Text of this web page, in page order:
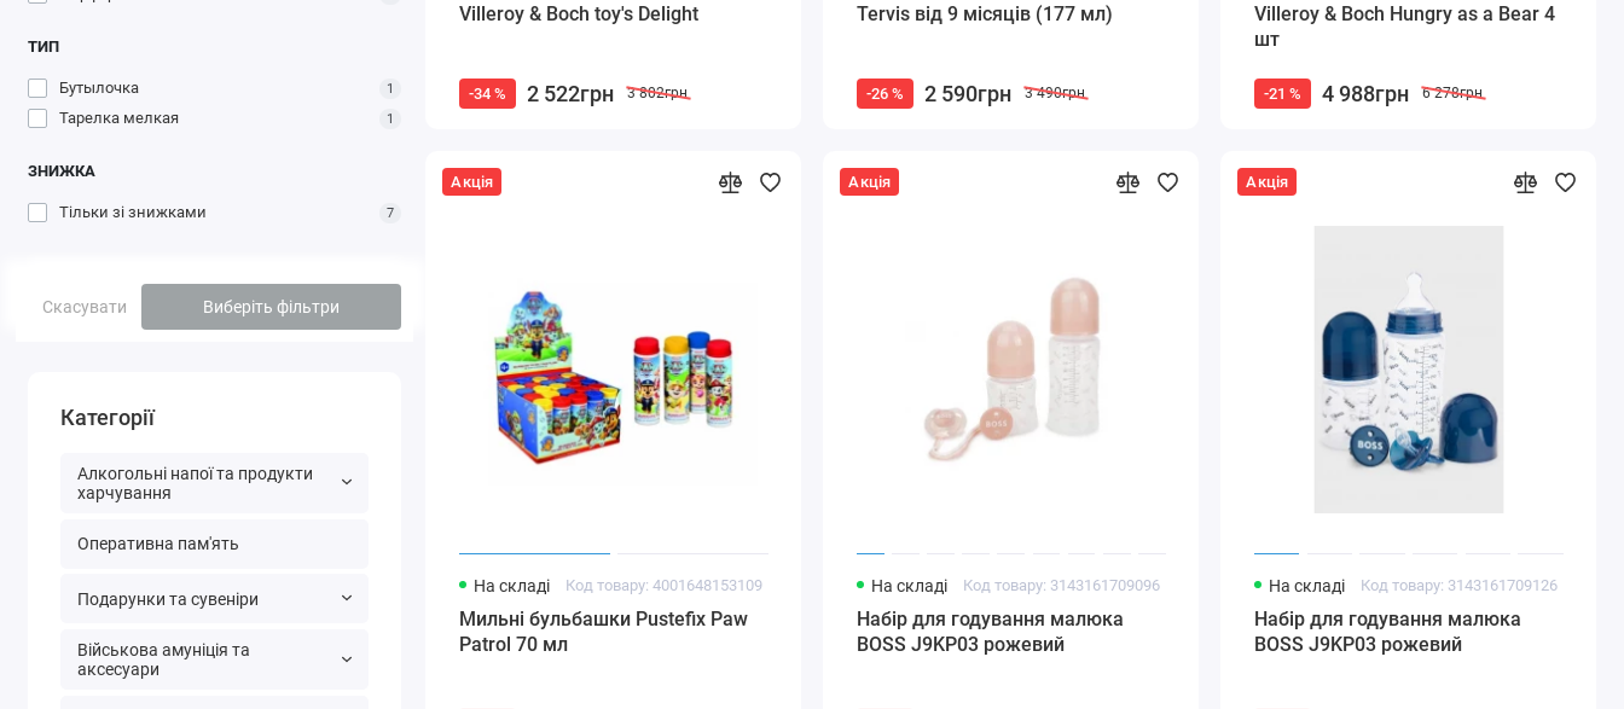
ТИП
Бутылочка 1
Тарелка мелкая 1
ЗНИЖКА
Тільки зі знижками 7
Скасувати Виберіть фільтри
Категорії
Алкогольні напої та продукти
харчування
Оперативна пам'ять
Подарунки та сувеніри
Військова амуніція та
аксесуари
Villeroy & Boch toy's Delight
-34 % 2 522грн 3 802грн
Tervis від 9 місяців (177 мл)
-26 % 2 590грн 3 490грн
Villeroy & Boch Hungry as a Bear 4
шт
-21 % 4 988грн 6 278грн
Акція
На складі Код товару: 4001648153109
Мильні бульбашки Pustefix Paw
Patrol 70 мл
Акція
На складі Код товару: 3143161709096
Набір для годування малюка
BOSS J9KP03 рожевий
Акція
На складі Код товару: 3143161709126
Набір для годування малюка
BOSS J9KP03 рожевий